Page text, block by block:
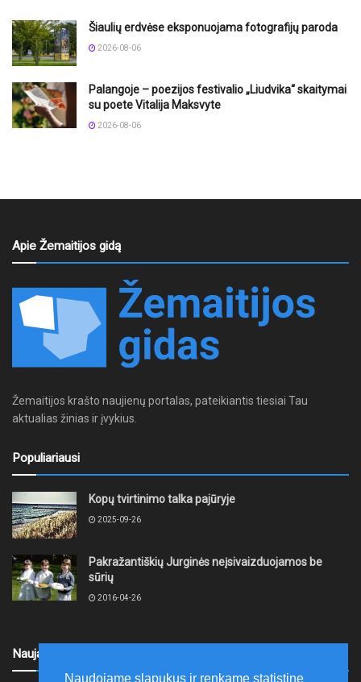
Šiaulių erdvėse eksponuojama fotografijų paroda
2026-08-06
Palangoje – poezijos festivalio „Liudvika“ skaitymai
su poete Vitalija Maksvyte
2026-08-06
Apie Žemaitijos gidą
Žemaitijos krašto naujienų portalas, pateikiantis tiesiai Tau
aktualias žinias ir įvykius.
Populiariausi
Kopų tvirtinimo talka pajūryje
2025-09-26
Pakražantiškių Jurginės neįsivaizduojamos be
sūrių
2016-04-26
Naujausi
Naudojame slapukus ir renkame statistinę